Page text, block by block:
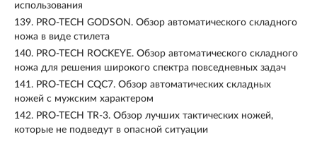
использования
139. PRO-TECH GODSON. Обзор автоматического складного
ножа в виде стилета
140. PRO-TECH ROCKEYE. Обзор автоматического складного
ножа для решения широкого спектра повседневных задач
141. PRO-TECH CQC7. Обзор автоматических складных
ножей с мужским характером
142. PRO-TECH TR-3. Обзор лучших тактических ножей,
которые не подведут в опасной ситуации